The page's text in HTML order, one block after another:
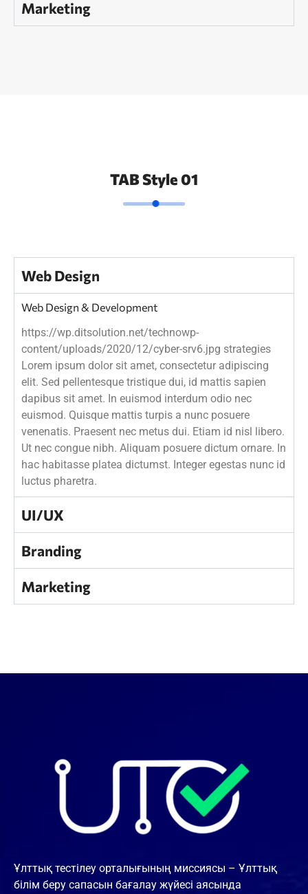
Marketing
TAB Style 01
Web Design
Web Design & Development
https://wp.ditsolution.net/technowp-
content/uploads/2020/12/cyber-srv6.jpg strategies
Lorem ipsum dolor sit amet, consectetur adipiscing
elit. Sed pellentesque tristique dui, id mattis sapien
dapibus sit amet. In euismod interdum odio nec
euismod. Quisque mattis turpis a nunc posuere
venenatis. Praesent nec metus dui. Etiam id nisl libero.
Ut nec congue nibh. Aliquam posuere dictum ornare. In
hac habitasse platea dictumst. Integer egestas nunc id
luctus pharetra.
UI/UX
Branding
Marketing
Ұлттық тестілеу орталығының миссиясы – Ұлттық
білім беру сапасын бағалау жүйесі аясында